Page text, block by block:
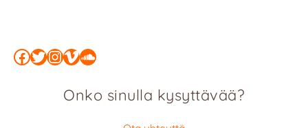
Facebook
Twitter
Instagram
Vimeo
SoundCloud
Onko sinulla kysyttävää?